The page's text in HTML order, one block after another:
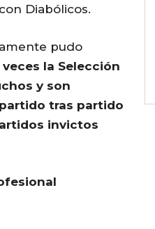
Diabólicos.
pudo
veces la Selección
y son
tras partido
invictos